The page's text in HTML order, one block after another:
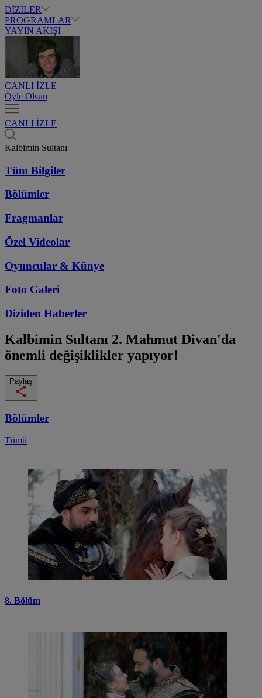
DİZİLER
PROGRAMLAR
YAYIN AKIŞI
CANLI İZLE
Öyle Olsun
CANLI İZLE
Kalbimin Sultanı
Tüm Bilgiler
Bölümler
Fragmanlar
Özel Videolar
Oyuncular & Künye
Foto Galeri
Diziden Haberler
Kalbimin Sultanı 2. Mahmut Divan'da
önemli değişiklikler yapıyor!
Paylaş
Bölümler
Tümü
8. Bölüm